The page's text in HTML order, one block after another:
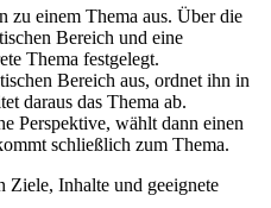
zu einem Thema aus. Über die
Bereich und eine
Thema festgelegt.
Bereich aus, ordnet ihn in
daraus das Thema ab.
Perspektive, wählt dann einen
schließlich zum Thema.
Ziele, Inhalte und geeignete